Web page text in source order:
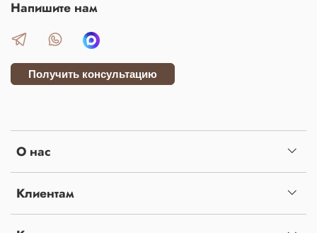
О нас
Клиентам
Напишите нам
Получить консультацию